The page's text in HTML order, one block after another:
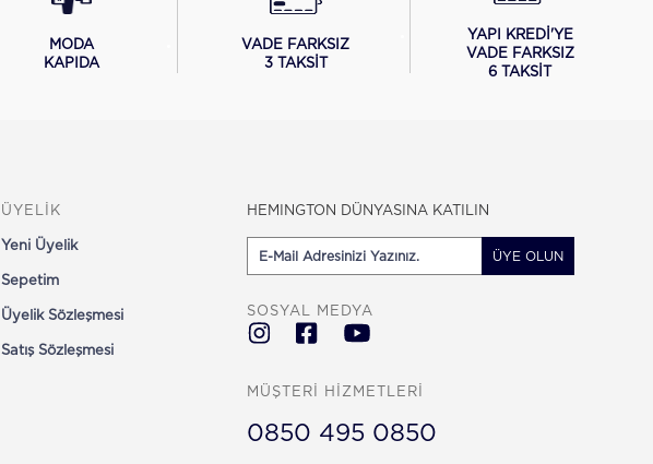
MODA
KAPIDA
VADE FARKSIZ
3 TAKSİT
YAPI KREDİ'YE
VADE FARKSIZ
6 TAKSİT
ÜYELİK
Yeni Üyelik
Sepetim
Üyelik Sözleşmesi
Satış Sözleşmesi
HEMINGTON DÜNYASINA KATILIN
ÜYE OLUN
SOSYAL MEDYA
MÜŞTERİ HİZMETLERİ
0850 495 0850